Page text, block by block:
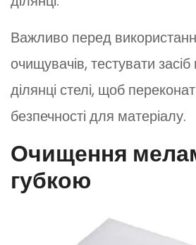
Важливо перед
очищувачів, тестувати засіб
ділянці стелі, щоб
безпечності для матеріалу.
Очищення
губкою